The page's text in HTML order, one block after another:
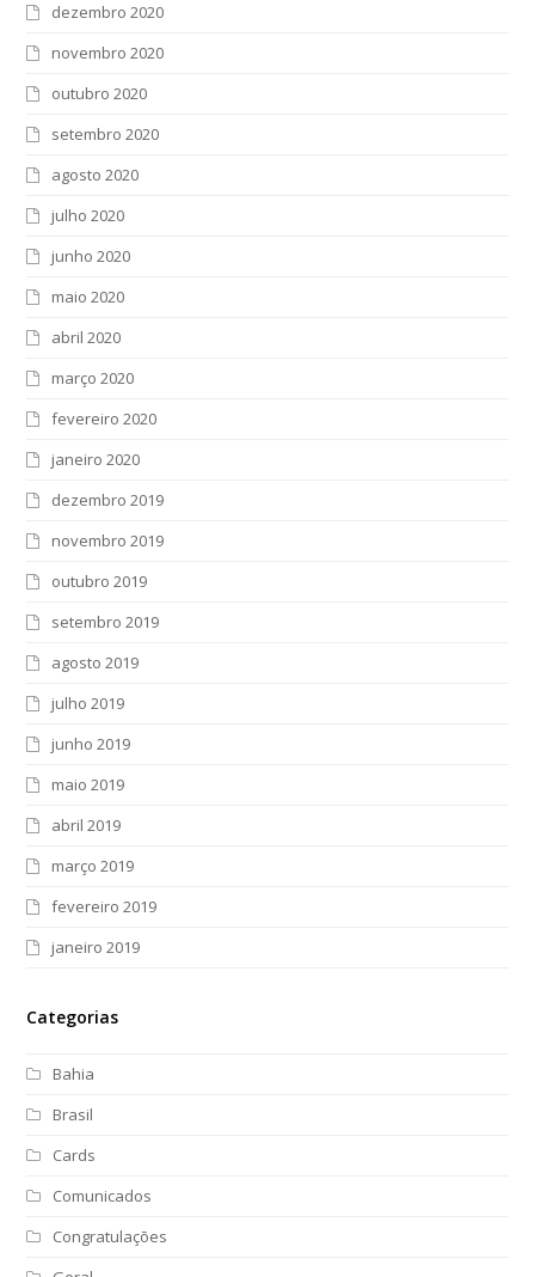
dezembro 2020
novembro 2020
outubro 2020
setembro 2020
agosto 2020
julho 2020
junho 2020
maio 2020
abril 2020
março 2020
fevereiro 2020
janeiro 2020
dezembro 2019
novembro 2019
outubro 2019
setembro 2019
agosto 2019
julho 2019
junho 2019
maio 2019
abril 2019
março 2019
fevereiro 2019
janeiro 2019
Categorias
Bahia
Brasil
Cards
Comunicados
Congratulações